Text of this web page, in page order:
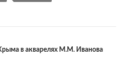
в акварелях М.М. Иванова